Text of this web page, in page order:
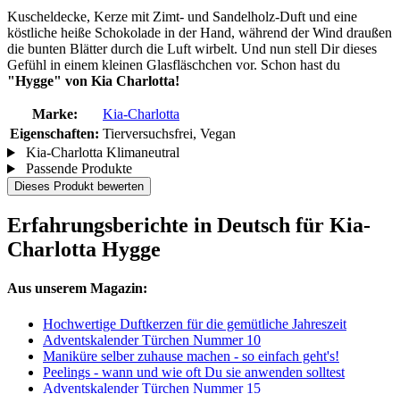
Kuscheldecke, Kerze mit Zimt- und Sandelholz-Duft und eine
köstliche heiße Schokolade in der Hand, während der Wind draußen
die bunten Blätter durch die Luft wirbelt. Und nun stell Dir dieses
Gefühl in einem kleinen Glasfläschchen vor. Schon hast du
"Hygge" von Kia Charlotta!
Marke:
Kia-Charlotta
Eigenschaften: Tierversuchsfrei, Vegan
Kia-Charlotta Klimaneutral
Passende Produkte
Dieses Produkt bewerten
Erfahrungsberichte in Deutsch für Kia-
Charlotta Hygge
Aus unserem Magazin:
Hochwertige Duftkerzen für die gemütliche Jahreszeit
Adventskalender Türchen Nummer 10
Maniküre selber zuhause machen - so einfach geht's!
Peelings - wann und wie oft Du sie anwenden solltest
Adventskalender Türchen Nummer 15